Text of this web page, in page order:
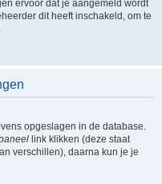
ervoor dat je aangemeld wordt
dit heeft inschakeld, om te
opgeslagen in de database.
link klikken (deze staat
verschillen), daarna kun je je